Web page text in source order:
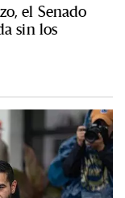
el Senado
sin los